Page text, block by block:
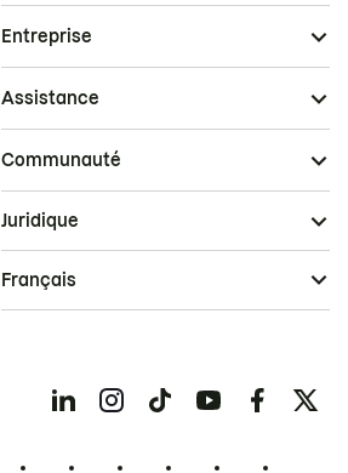
Entreprise
Assistance
Communauté
Juridique
Français